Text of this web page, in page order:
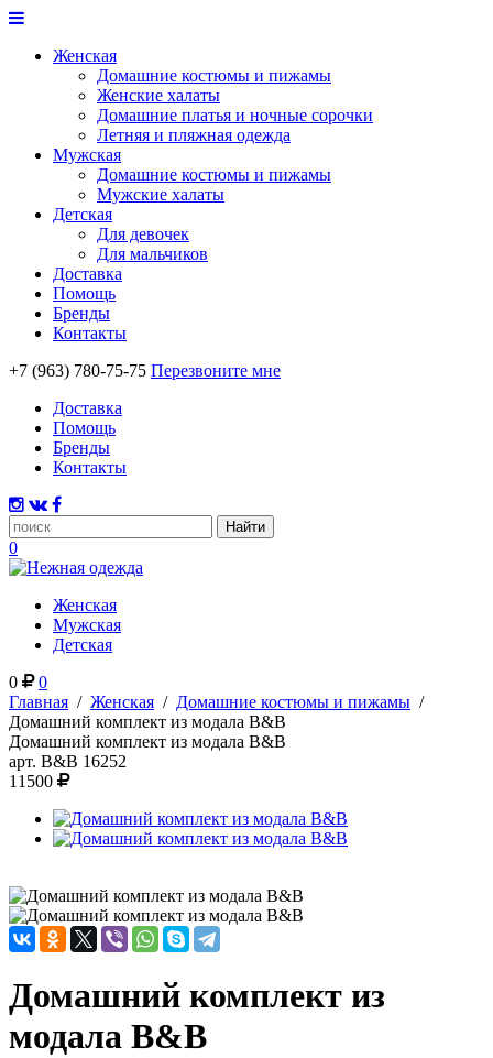
Женская
Домашние костюмы и пижамы
Женские халаты
Домашние платья и ночные сорочки
Летняя и пляжная одежда
Мужская
Домашние костюмы и пижамы
Мужские халаты
Детская
Для девочек
Для мальчиков
Доставка
Помощь
Бренды
Контакты
+7 (963) 780-75-75 Перезвоните мне
Доставка
Помощь
Бренды
Контакты
0
Женская
Мужская
Детская
0
0
Главная / Женская / Домашние костюмы и пижамы /
Домашний комплект из модала B&B
Домашний комплект из модала B&B
арт. B&B 16252
11500
Домашний комплект из
модала B&B